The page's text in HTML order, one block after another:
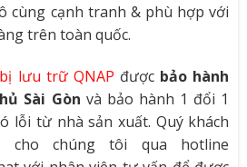
cùng cạnh tranh & phù hợp với
trên toàn quốc.
lưu trữ QNAP được bảo hành
Sài Gòn và bảo hành 1 đổi 1
lỗi từ nhà sản xuất. Quý khách
cho chúng tôi qua hotline